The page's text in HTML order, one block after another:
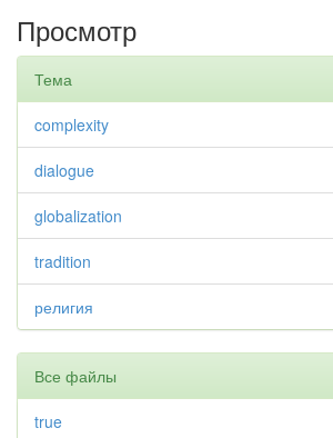
Просмотр
Тема
complexity
dialogue
globalization
tradition
религия
Все файлы
true